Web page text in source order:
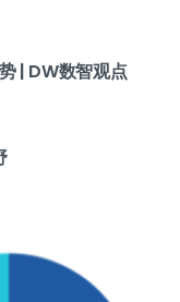
| DW数智观点